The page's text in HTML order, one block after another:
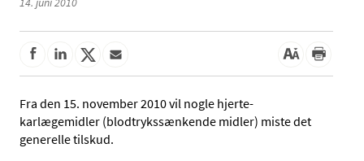
Fra den 15. november 2010 vil nogle hjerte-
karlægemidler (blodtrykssænkende midler) miste det
generelle tilskud.